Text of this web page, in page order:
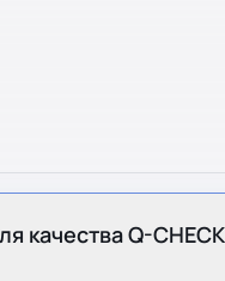
качества Q-